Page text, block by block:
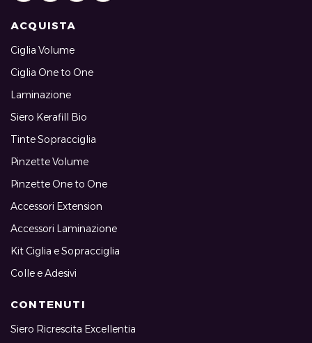
ACQUISTA
Ciglia Volume
Ciglia One to One
Laminazione
Siero Kerafill Bio
Tinte Sopracciglia
Pinzette Volume
Pinzette One to One
Accessori Extension
Accessori Laminazione
Kit Ciglia e Sopracciglia
Colle e Adesivi
CONTENUTI
Siero Ricrescita Excellentia